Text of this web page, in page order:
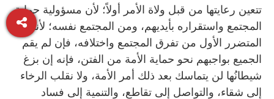
تتعين رعايتها من قبل ولاة الأمر أولاً؛ لأن مسؤولية حماية
المجتمع واستقراره بأيديهم، ومن المجتمع نفسه؛ لأنه هو
المتضرر الأول من تفرق المجتمع واختلافه، فإن لم يقم
الجميع بواجبهم نحو حماية الأمة من الفتن، فإنه إن بزغ
شيطانُها لن يتماسك بعد ذلك أمر الأمة، ولا نقلب الرخاء
إلى شقاء، والتواصل إلى تقاطع، والتنمية إلى فساد